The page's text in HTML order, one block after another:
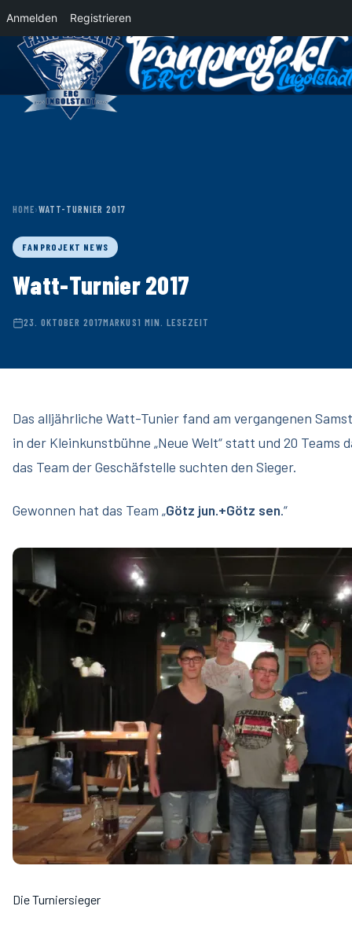
Anmelden Registrieren
NewsDer Panther Express 2026/2027 rollt nach Krefeld! Wohin rollt der
HOME›WATT-TURNIER 2017
FANPROJEKT NEWS
Watt-Turnier 2017
23. OKTOBER 2017MARKUS1 MIN. LESEZEIT
Das alljährliche Watt-Tunier fand am vergangenen
in der Kleinkunstbühne „Neue Welt“ statt und 20 Teams
das Team der Geschäfstelle suchten den Sieger.
Gewonnen hat das Team „Götz jun.+Götz sen.“
Die Turniersieger